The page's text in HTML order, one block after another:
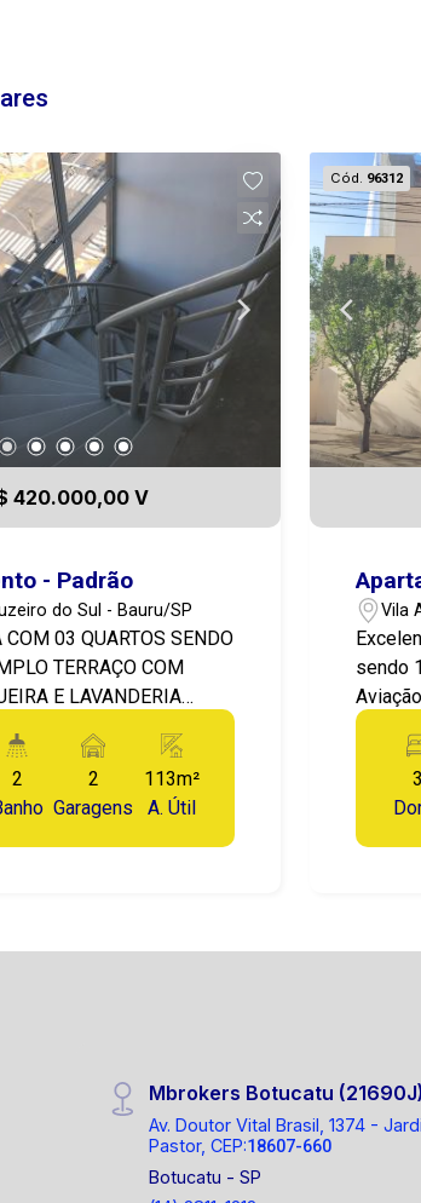
420.000,00 V
- Padrão
do Sul - Bauru/SP
COM 03 QUARTOS SENDO
TERRAÇO COM
E LAVANDERIA
VAGAS DE GARAGEM
DE LAZER COMPLETA
QUIOSQUE COM
DE FESTA,
PRAÇA DE
2
2
Garagens
113m²
A. Útil
Cód. 96312
Vila
sendo
Aviação - Bauru - SP!
privativa:
suite
3
Mbrokers Botucatu (21690J)
Av. Doutor Vital Brasil, 1374 -
Pastor, CEP:18607-660
Botucatu - SP